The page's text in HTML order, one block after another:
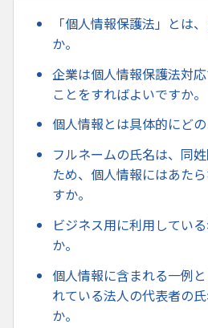
「個人情報保護法」とは
か。
企業は個人情報保護法対
ことをすればよいですか。
個人情報とは具体的にどの
フルネームの氏名は、同
ため、個人情報にはあた
すか。
ビジネス用に利用してい
か。
個人情報に含まれる一例
れている法人の代表者の
か。